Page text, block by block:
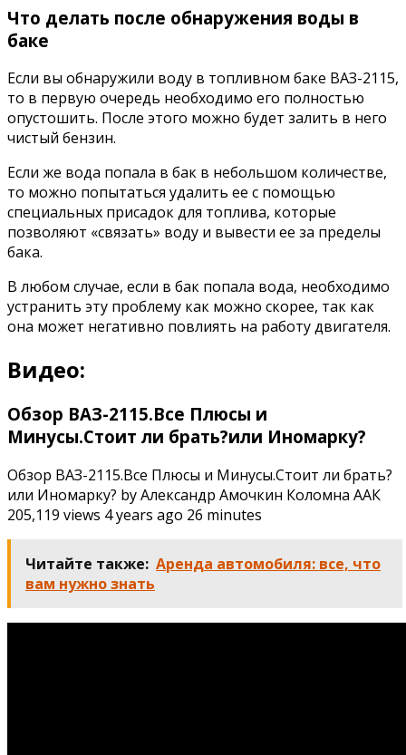
Что делать после обнаружения воды в
баке
Если вы обнаружили воду в топливном баке ВАЗ-2115,
то в первую очередь необходимо его полностью
опустошить. После этого можно будет залить в него
чистый бензин.
Если же вода попала в бак в небольшом количестве,
то можно попытаться удалить ее с помощью
специальных присадок для топлива, которые
позволяют «связать» воду и вывести ее за пределы
бака.
В любом случае, если в бак попала вода, необходимо
устранить эту проблему как можно скорее, так как
она может негативно повлиять на работу двигателя.
Видео:
Обзор ВАЗ-2115.Все Плюсы и
Минусы.Стоит ли брать?или Иномарку?
Обзор ВАЗ-2115.Все Плюсы и Минусы.Стоит ли брать?
или Иномарку? by Александр Амочкин Коломна ААК
205,119 views 4 years ago 26 minutes
Читайте также: Аренда автомобиля: все, что
вам нужно знать